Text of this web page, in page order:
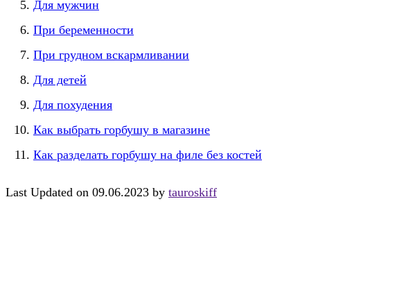
Для мужчин
При беременности
При грудном вскармливании
Для детей
Для похудения
Как выбрать горбушу в магазине
Как разделать горбушу на филе без костей
Last Updated on 09.06.2023 by tauroskiff